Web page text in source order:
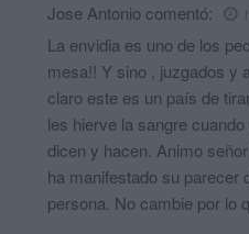
Jose Antonio comentó:
La envidia es uno de los
mesa!! Y sino , juzgados y
claro este es un país de
les hierve la sangre
dicen y hacen. Animo
ha manifestado su parecer
persona. No cambie por lo